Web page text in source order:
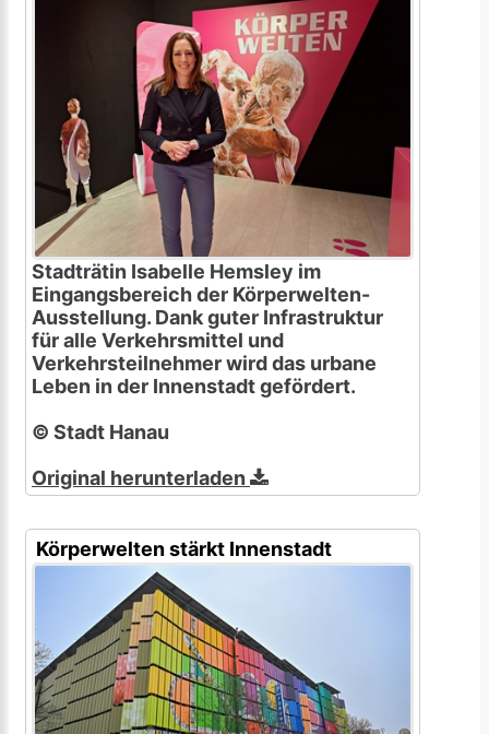
Stadträtin Isabelle Hemsley im
Eingangsbereich der Körperwelten-
Ausstellung. Dank guter Infrastruktur
für alle Verkehrsmittel und
Verkehrsteilnehmer wird das urbane
Leben in der Innenstadt gefördert.
© Stadt Hanau
Original herunterladen
Körperwelten stärkt Innenstadt